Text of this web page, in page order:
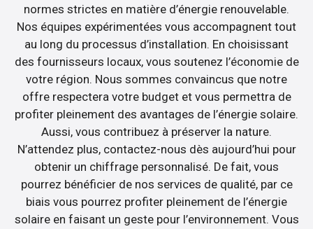
normes strictes en matière d’énergie renouvelable.
Nos équipes expérimentées vous accompagnent tout
au long du processus d’installation. En choisissant
des fournisseurs locaux, vous soutenez l’économie de
votre région. Nous sommes convaincus que notre
offre respectera votre budget et vous permettra de
profiter pleinement des avantages de l’énergie solaire.
Aussi, vous contribuez à préserver la nature.
N’attendez plus, contactez-nous dès aujourd’hui pour
obtenir un chiffrage personnalisé. De fait, vous
pourrez bénéficier de nos services de qualité, par ce
biais vous pourrez profiter pleinement de l’énergie
solaire en faisant un geste pour l’environnement. Vous